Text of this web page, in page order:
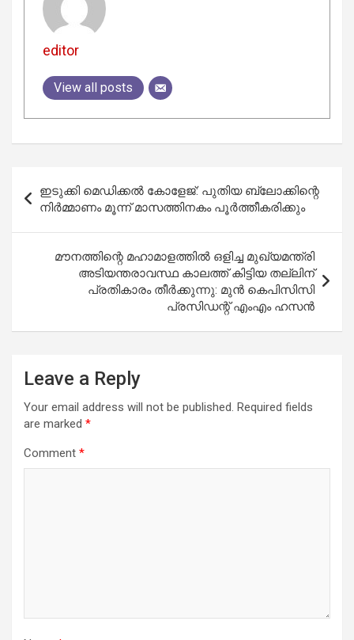
editor
View all posts
navigation
ഇടുക്കി മെഡിക്കല്‍ കോളേജ്: പുതിയ ബ്ലോക്കിന്റെ
നിര്‍മ്മാണം മൂന്ന് മാസത്തിനകം പൂര്‍ത്തീകരിക്കും
മൗനത്തിന്റെ മഹാമാളത്തില്‍ ഒളിച്ച മുഖ്യമന്ത്രി
അടിയന്തരാവസ്ഥ കാലത്ത് കിട്ടിയ തല്ലിന്
പ്രതികാരം തീര്‍ക്കുന്നു: മുന്‍ കെപിസിസി
പ്രസിഡന്റ് എംഎം ഹസന്‍
Leave a Reply
Your email address will not be published. Required fields
are marked *
Comment *